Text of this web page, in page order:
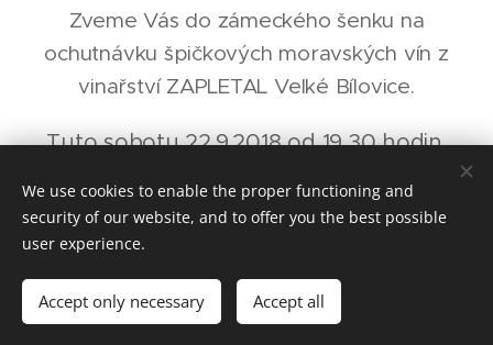
Zveme Vás do zámeckého šenku na
ochutnávku špičkových moravských vín z
vinařství ZAPLETAL Velké Bílovice.
Tuto sobotu 22.9.2018 od 19,30 hodin.
Vstupné bude cca 100,- až 120,- Kč podle toho,
kolik se nás sejde - degustovaná vína jsou v
ceně.
We use cookies to enable the proper functioning and
security of our website, and to offer you the best possible
user experience.
Accept only necessary Accept all